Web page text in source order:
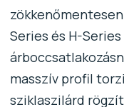
Series és H-
masszív profil
sziklaszilárd